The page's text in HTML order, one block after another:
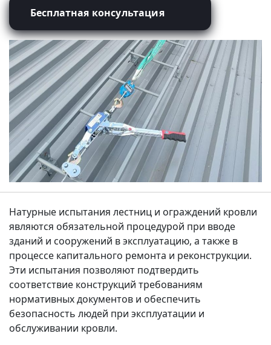
Бесплатная консультация
Натурные испытания лестниц и ограждений кровли
являются обязательной процедурой при вводе
зданий и сооружений в эксплуатацию, а также в
процессе капитального ремонта и реконструкции.
Эти испытания позволяют подтвердить
соответствие конструкций требованиям
нормативных документов и обеспечить
безопасность людей при эксплуатации и
обслуживании кровли.